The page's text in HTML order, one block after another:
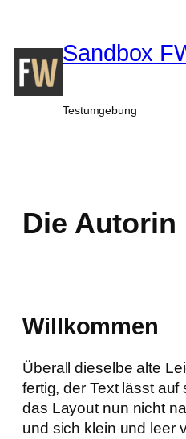
springenSandbox
Testumgebung
Die Autorin
Willkommen
Überall dieselbe alte
fertig, der Text lässt auf
das Layout nun nicht
und sich klein und leer